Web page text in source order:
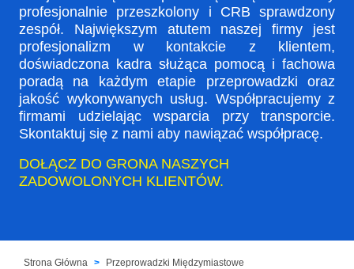
profesjonalnie przeszkolony i CRB sprawdzony
zespół. Największym atutem naszej firmy jest
profesjonalizm w kontakcie z klientem,
doświadczona kadra służąca pomocą i fachowa
poradą na każdym etapie przeprowadzki oraz
jakość wykonywanych usług. Współpracujemy z
firmami udzielając wsparcia przy transporcie.
Skontaktuj się z nami aby nawiązać współpracę.
DOŁĄCZ DO GRONA NASZYCH
ZADOWOLONYCH KLIENTÓW.
Strona Główna
Przeprowadzki Międzymiastowe